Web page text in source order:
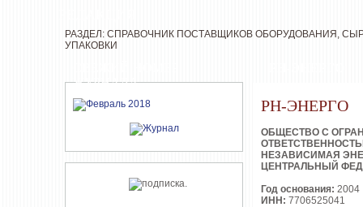
ЖУРНАЛА
РАЗДЕЛ: СПРАВОЧНИК ПОСТАВЩИКОВ ОБОРУДОВАНИЯ,
УПАКОВКИ
РН-ЭНЕРГО
ОБЩЕСТВО С
НЕЗАВИСИМАЯ
ЦЕНТРАЛЬНЫЙ
Год основания: 2004
ИНН: 7706525041